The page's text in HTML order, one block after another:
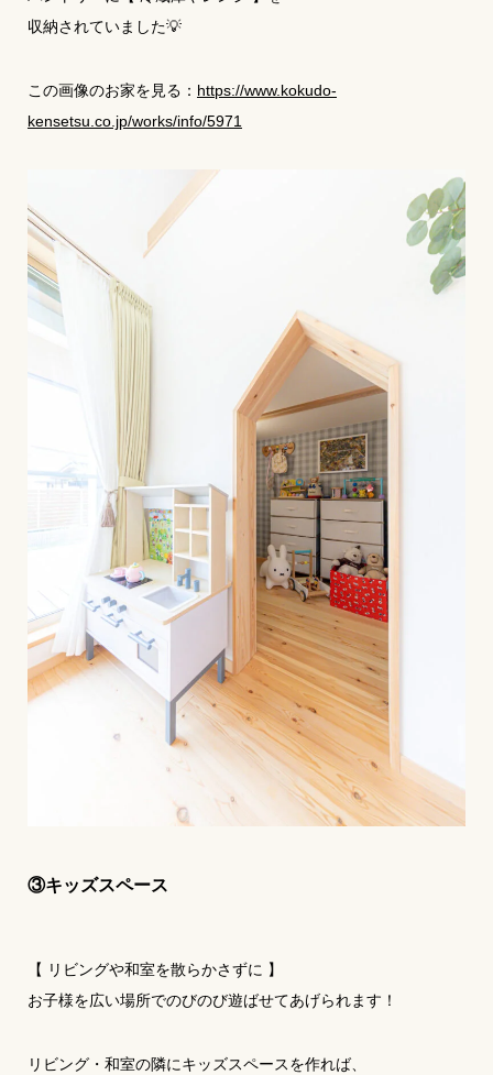
収納されていました💡
この画像のお家を見る： https://www.kokudo-
kensetsu.co.jp/works/info/5971
③キッズスペース
【 リビングや和室を散らかさずに 】
お子様を広い場所でのびのび遊ばせてあげられます！
リビング・和室の隣にキッズスペースを作れば、